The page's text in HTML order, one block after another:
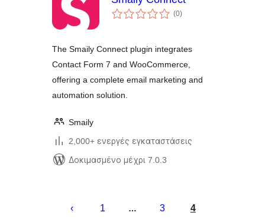
(0αξιολογήσεις
σύνολο
)
The Smaily Connect plugin integrates
Contact Form 7 and WooCommerce,
offering a complete email marketing and
automation solution.
Smaily
2,000+ ενεργές εγκαταστάσεις
Δοκιμασμένο μέχρι 7.0.3
άρθρων
1 … 3 4